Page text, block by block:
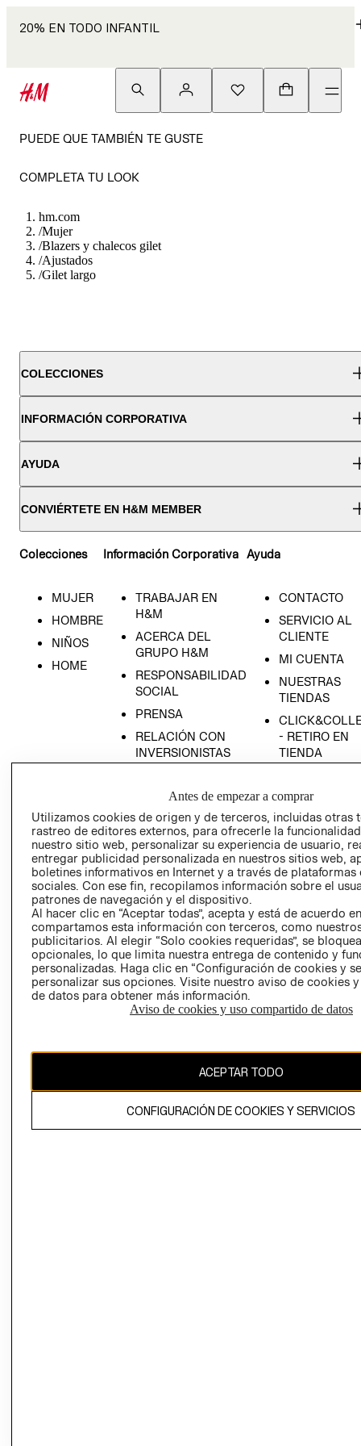
20% EN TODO INFANTIL
PUEDE QUE TAMBIÉN TE GUSTE
COMPLETA TU LOOK
hm.com
/Mujer
/Blazers y chalecos gilet
/Ajustados
/Gilet largo
COLECCIONES
INFORMACIÓN CORPORATIVA
AYUDA
CONVIÉRTETE EN H&M MEMBER
Colecciones
MUJER
HOMBRE
NIÑOS
HOME
Información Corporativa
TRABAJAR EN
H&M
ACERCA DEL
GRUPO H&M
RESPONSABILIDAD
SOCIAL
PRENSA
RELACIÓN CON
INVERSIONISTAS
EMPRESARIAL
Ayuda
CONTACTO
SERVICIO AL
CLIENTE
MI CUENTA
NUESTRAS
TIENDAS
- RETIRO EN
TIENDA
CONDICIONES
AVISO DE
PRIVACIDAD
GIFT CARD
AVISO DE
COOKIES
Chile ($)
El contenido de esta página web está protegido por copyright y es
propiedad de H&M Hennes & Mauritz AB.
Antes de empezar a comprar
Utilizamos cookies de origen y de terceros, incluidas otras
rastreo de editores externos, para ofrecerle la
nuestro sitio web, personalizar su experiencia de usuario,
entregar publicidad personalizada en nuestros sitios web,
boletines informativos en Internet y a través de plataformas
sociales. Con ese fin, recopilamos información sobre el
patrones de navegación y el dispositivo.
Al hacer clic en “Aceptar todas”, acepta y está de acuerdo
compartamos esta información con terceros, como
publicitarios. Al elegir “Solo cookies requeridas”, se
opcionales, lo que limita nuestra entrega de contenido y
personalizadas. Haga clic en “Configuración de cookies y
personalizar sus opciones. Visite nuestro aviso de cookies
de datos para obtener más información.
Aviso de cookies y uso compartido de datos
ACEPTAR TODO
CONFIGURACIÓN DE COOKIES Y SERVICIOS